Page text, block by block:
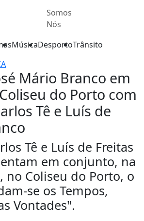
Somos
Nós
MúsicaDesportoTrânsito
Mário Branco em
do Porto com
Tê e Luís de
Tê e Luís de Freitas
em conjunto, na
no Coliseu do Porto, o
se os Tempos,
Vontades".